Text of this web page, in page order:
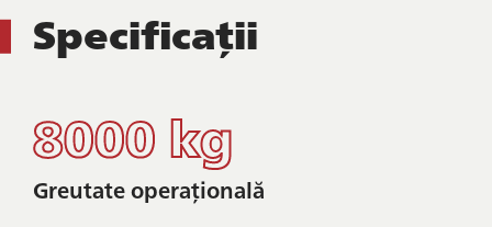
Specificații
8000 kg
Greutate operațională